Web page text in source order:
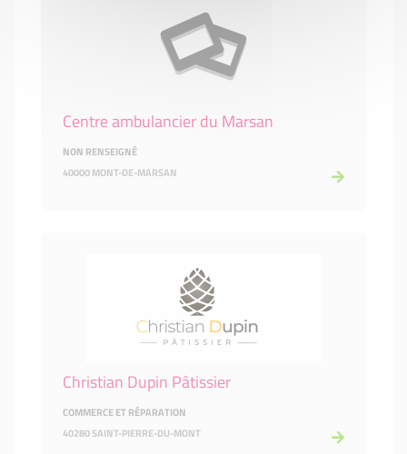
Centre ambulancier du Marsan
NON RENSEIGNÉ
40000 MONT-DE-MARSAN
Christian Dupin Pâtissier
COMMERCE ET RÉPARATION
40280 SAINT-PIERRE-DU-MONT